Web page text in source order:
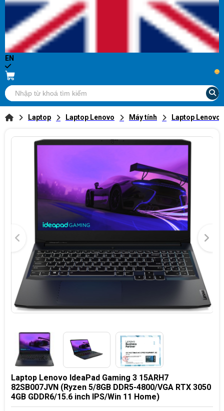
EN
...
Laptop Laptop Lenovo Máy tính Laptop Lenovo
Laptop Lenovo IdeaPad Gaming 3 15ARH7
82SB007JVN (Ryzen 5/8GB DDR5-4800/VGA RTX 3050
4GB GDDR6/15.6 inch IPS/Win 11 Home)